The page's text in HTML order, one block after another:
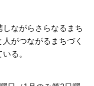
ながらさらなるまち
がつながるまちづく
る。